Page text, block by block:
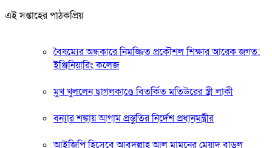
এই সপ্তাহের পাঠকপ্রিয়
বৈষম্যের অন্ধকারে নিমজ্জিত প্রকৌশল শিক্ষার আরেক জগত:
ইঞ্জিনিয়ারিং কলেজ
মুখ খুললেন ছাগলকাণ্ডে বিতর্কিত মতিউরের স্ত্রী লাকী
বন্যার শঙ্কায় আগাম প্রস্তুতির নির্দেশ প্রধানমন্ত্রীর
আইজিপি হিসেবে আবদুল্লাহ আল মামুনের মেয়াদ বাড়ল